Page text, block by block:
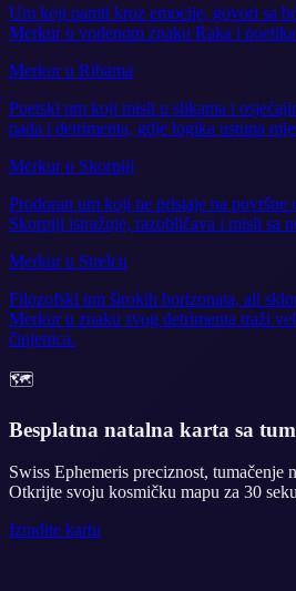
Um koji pamti kroz emocije, govori sa
Merkur u vodenom znaku Raka i
Merkur u Ribama
Poetski um koji misli u slikama i
pada i detrimenta, gdje logika ustupa
Merkur u Skorpiji
Prodoran um koji ne pristaje na površne
Skorpiji istražuje, razobličava i misli sa
Merkur u Strelcu
Filozofski um širokih horizonata, ali
Merkur u znaku svog detrimenta traži
činjenica.
🗺️
Besplatna natalna karta sa
Swiss Ephemeris preciznost, tumačenje
Otkrijte svoju kosmičku mapu za 30
Izradite kartu